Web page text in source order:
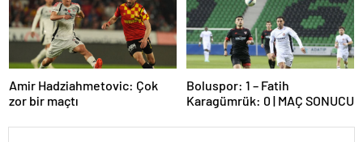
Amir Hadziahmetovic: Çok
zor bir maçtı
Boluspor: 1 – Fatih
Karagümrük: 0 | MAÇ SONUCU